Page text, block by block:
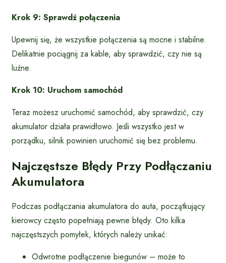
Krok 9: Sprawdź połączenia
Upewnij się, że wszystkie połączenia są mocne i stabilne.
Delikatnie pociągnij za kable, aby sprawdzić, czy nie są
luźne.
Krok 10: Uruchom samochód
Teraz możesz uruchomić samochód, aby sprawdzić, czy
akumulator działa prawidłowo. Jeśli wszystko jest w
porządku, silnik powinien uruchomić się bez problemu.
Najczęstsze Błędy Przy Podłączaniu
Akumulatora
Podczas podłączania akumulatora do auta, początkujący
kierowcy często popełniają pewne błędy. Oto kilka
najczęstszych pomyłek, których należy unikać:
Odwrotne podłączenie biegunów – może to